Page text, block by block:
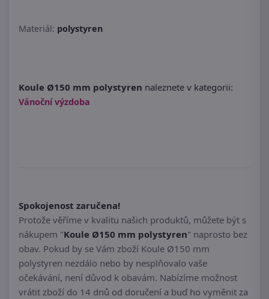
Materiál: polystyren
Koule Ø150 mm polystyren naleznete v kategorii:
Vánoční výzdoba
Spokojenost zaručena!
Protože věříme v kvalitu našich produktů, můžete být s
nákupem "Koule Ø150 mm polystyren" naprosto bez
obav. Pokud by se Vám zboží Koule Ø150 mm
polystyren nezdálo nebo by nesplňovalo vaše
očekávání, není důvod k obavám. Nabízíme možnost
vrátit zboží do 14 dnů od doručení a buď ho vyměnit za